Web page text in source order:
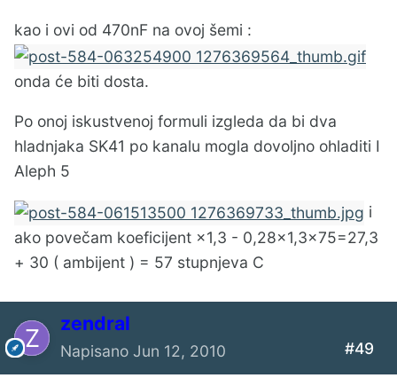
kao i ovi od 470nF na ovoj šemi :
onda će biti dosta.
Po onoj iskustvenoj formuli izgleda da bi dva
hladnjaka SK41 po kanalu mogla dovoljno ohladiti I
Aleph 5
i
ako povečam koeficijent ×1,3 - 0,28×1,3×75=27,3
+ 30 ( ambijent ) = 57 stupnjeva C
zendral
Napisano Jun 12, 2010 #49